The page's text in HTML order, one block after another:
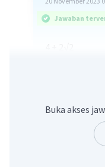
Jawaban
Buka akses